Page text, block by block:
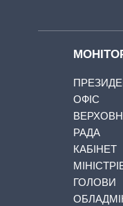
ОФІС
РАДА
КАБІНЕТ
ГОЛОВИ